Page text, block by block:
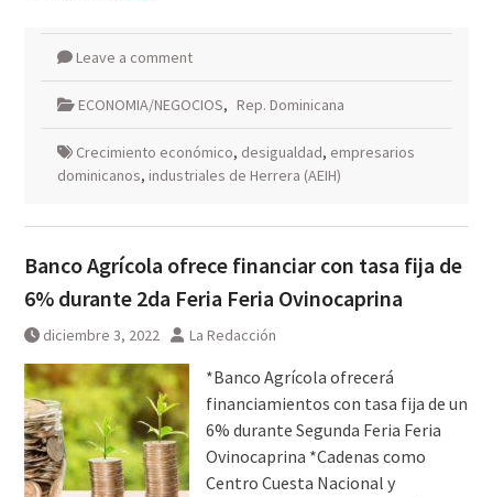
Leave a comment
ECONOMIA/NEGOCIOS, Rep. Dominicana
Crecimiento económico, desigualdad, empresarios
dominicanos, industriales de Herrera (AEIH)
Banco Agrícola ofrece financiar con tasa fija de
6% durante 2da Feria Feria Ovinocaprina
diciembre 3, 2022 La Redacción
*Banco Agrícola ofrecerá
financiamientos con tasa fija de un
6% durante Segunda Feria Feria
Ovinocaprina *Cadenas como
Centro Cuesta Nacional y